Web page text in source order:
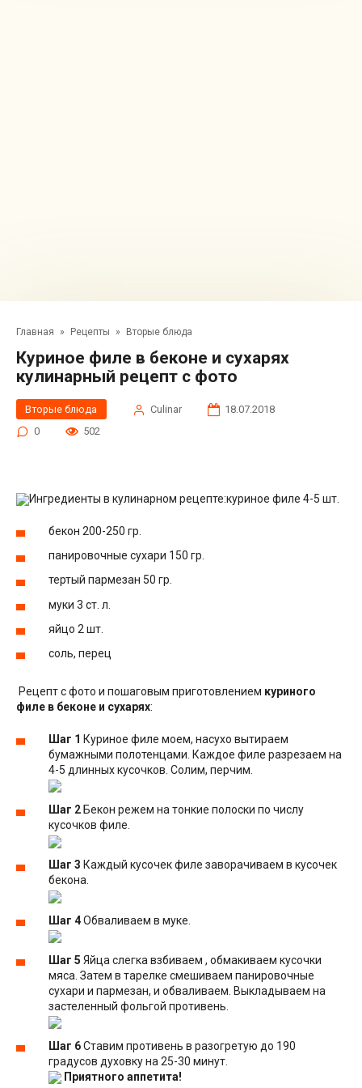
Главная » Рецепты » Вторые блюда
Куриное филе в беконе и сухарях
кулинарный рецепт с фото
Вторые блюда Сulinar
18.07.2018
0
502
Ингредиенты в кулинарном рецепте:куриное филе 4-5 шт.
бекон 200-250 гр.
панировочные сухари 150 гр.
тертый пармезан 50 гр.
муки 3 ст. л.
яйцо 2 шт.
соль, перец
Рецепт с фото и пошаговым приготовлением куриного
филе в беконе и сухарях:
Шаг 1 Куриное филе моем, насухо вытираем
бумажными полотенцами. Каждое филе разрезаем на
4-5 длинных кусочков. Солим, перчим.
Шаг 2 Бекон режем на тонкие полоски по числу
кусочков филе.
Шаг 3 Каждый кусочек филе заворачиваем в кусочек
бекона.
Шаг 4Обваливаем в муке.
Шаг 5 Яйца слегка взбиваем , обмакиваем кусочки
мяса. Затем в тарелке смешиваем панировочные
сухари и пармезан, и обваливаем. Выкладываем на
застеленный фольгой противень.
Шаг 6Ставим противень в разогретую до 190
градусов духовку на 25-30 минут.
Приятного аппетита!